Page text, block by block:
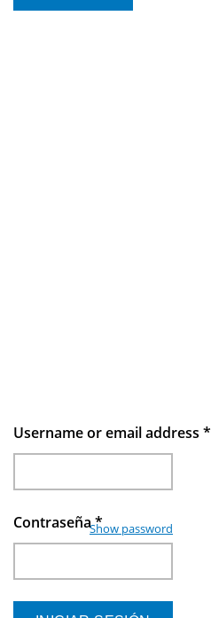
Username or email address *
Contraseña*
Show password